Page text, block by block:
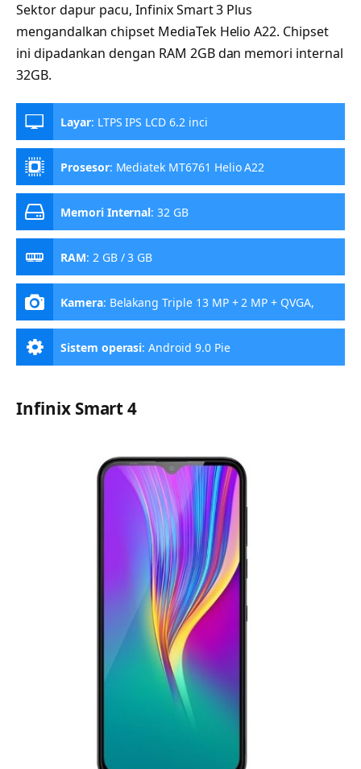
Sektor dapur pacu, Infinix Smart 3 Plus
mengandalkan chipset MediaTek Helio A22. Chipset
ini dipadankan dengan RAM 2GB dan memori internal
32GB.
Layar: LTPS IPS LCD 6.2 inci
Prosesor: Mediatek MT6761 Helio A22
Memori Internal:32 GB
RAM: 2 GB / 3 GB
Kamera: Belakang Triple 13 MP + 2 MP + QVGA,
Depan 8 MP
Sistem operasi:Android 9.0 Pie
Infinix Smart 4